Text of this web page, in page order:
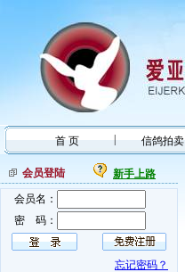
首 页 信鸽拍卖
会员登陆
新手上路
会员名：
密 码：
忘记密码？